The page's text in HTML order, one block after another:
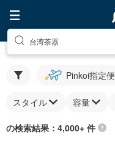
台湾茶器
Pinkoi指定便
スタイル 容量
の検索結果：4,000+ 件